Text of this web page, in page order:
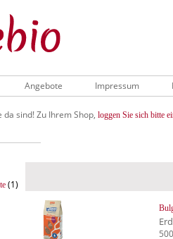
Angebote Impressum
da sind! Zu Ihrem Shop, loggen Sie sich bitte
(1)